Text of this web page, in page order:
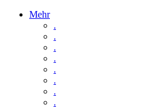
Mehr
.
.
.
.
.
.
.
.